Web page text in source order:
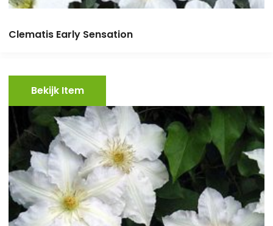
Clematis Early Sensation
Bekijk Item